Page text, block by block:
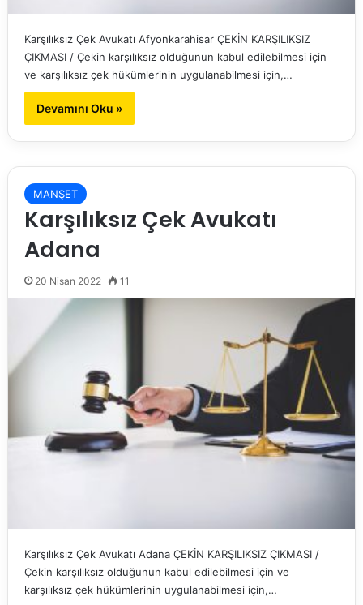
Karşılıksız Çek Avukatı Afyonkarahisar ÇEKİN KARŞILIKSIZ
ÇIKMASI / Çekin karşılıksız olduğunun kabul edilebilmesi için
ve karşılıksız çek hükümlerinin uygulanabilmesi için,…
Devamını Oku »
MANŞET
Karşılıksız Çek Avukatı
Adana
20 Nisan 2022 11
Karşılıksız Çek Avukatı Adana ÇEKİN KARŞILIKSIZ ÇIKMASI /
Çekin karşılıksız olduğunun kabul edilebilmesi için ve
karşılıksız çek hükümlerinin uygulanabilmesi için,…